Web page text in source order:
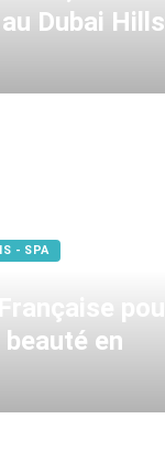
Dubai Hills
- SPA
en